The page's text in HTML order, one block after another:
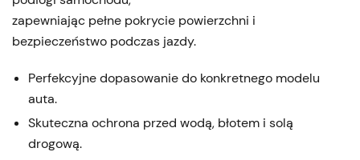
zapewniając pełne pokrycie powierzchni i
bezpieczeństwo podczas jazdy.
Perfekcyjne dopasowanie do konkretnego modelu
auta.
Skuteczna ochrona przed wodą, błotem i solą
drogową.